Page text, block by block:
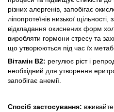
різних алергенів, запобігає
ліпопротеїнів низької
відкладання окиснених форм
виробляти гормони стресу та
що утворюються під час їх
Вітамін B2: регулює ріст і
необхідний для утворення
запобігає анемії.
Спосіб застосування: